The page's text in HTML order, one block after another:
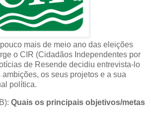
mais de meio ano das eleições
o CIR (Cidadãos Independentes por
de Resende decidiu entrevista-lo
os seus projetos e a sua
política.
Quais os principais objetivos/metas